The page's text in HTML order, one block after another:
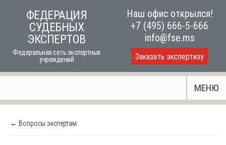
ФЕДЕРАЦИЯ
СУДЕБНЫХ
ЭКСПЕРТОВ
Федеральная сеть экспертных
учреждений
Наш офис открылся!
+7 (495) 666-5-666
info@fse.ms
Заказать экспертизу
МЕНЮ
← Вопросы экспертам